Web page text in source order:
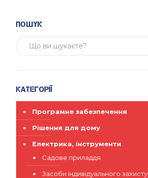
Пошук
Категорії
Програмне забезпечення
Рішення для дому
Електрика, інструменти
Садове приладдя
Засоби індивідуального захисту